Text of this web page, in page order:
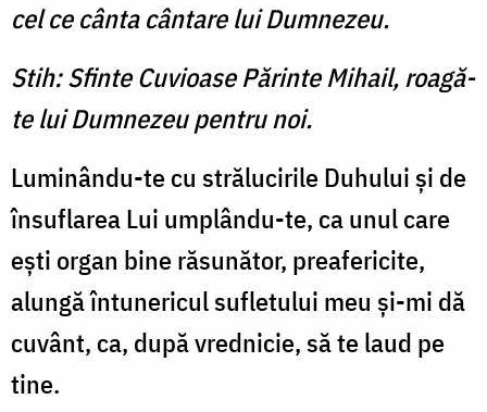
cel ce cânta cântare lui Dumnezeu.
Stih: Sfinte Cuvioase Părinte Mihail, roagă-
te lui Dumnezeu pentru noi.
Luminându-te cu strălucirile Duhului şi de
însuflarea Lui umplându-te, ca unul care
eşti organ bine răsunător, preafericite,
alungă întunericul sufletului meu şi-mi dă
cuvânt, ca, după vrednicie, să te laud pe
tine.